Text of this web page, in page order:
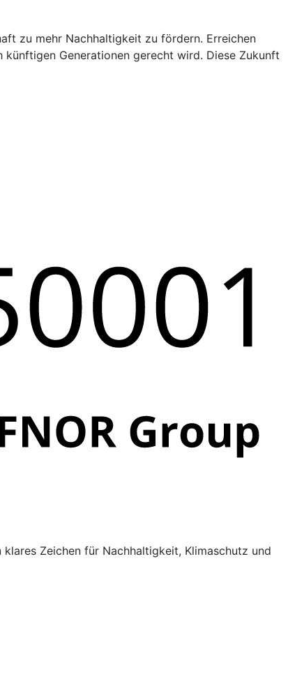
zu mehr Nachhaltigkeit zu fördern. Erreichen
Generationen gerecht wird. Diese Zukunft
Zeichen für Nachhaltigkeit, Klimaschutz und